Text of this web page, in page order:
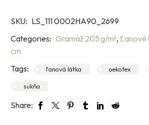
SKU: LS_111 0002HA90_2699
Categories: Gramáž 205 g/m², Ľanové
cm
Tags:
ľanová látka oekotex
sukňa
Share: